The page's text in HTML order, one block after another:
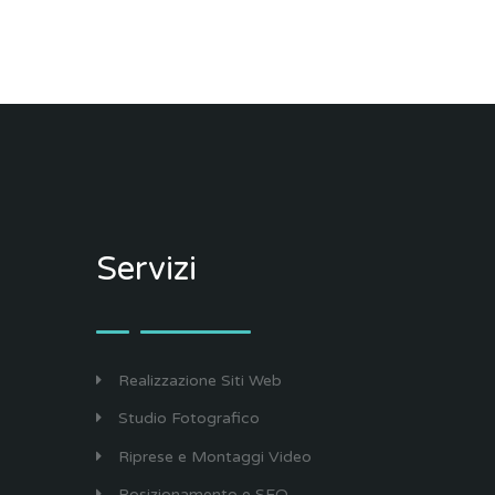
Servizi
Realizzazione Siti Web
Studio Fotografico
Riprese e Montaggi Video